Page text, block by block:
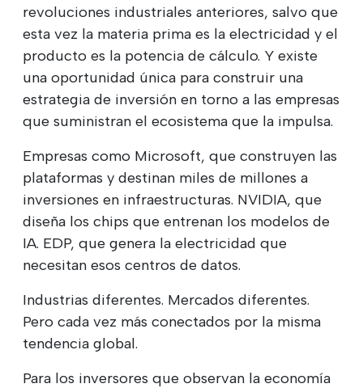
revoluciones industriales anteriores, salvo que
esta vez la materia prima es la electricidad y el
producto es la potencia de cálculo. Y existe
una oportunidad única para construir una
estrategia de inversión en torno a las empresas
que suministran el ecosistema que la impulsa.
Empresas como Microsoft, que construyen las
plataformas y destinan miles de millones a
inversiones en infraestructuras. NVIDIA, que
diseña los chips que entrenan los modelos de
IA. EDP, que genera la electricidad que
necesitan esos centros de datos.
Industrias diferentes. Mercados diferentes.
Pero cada vez más conectados por la misma
tendencia global.
Para los inversores que observan la economía